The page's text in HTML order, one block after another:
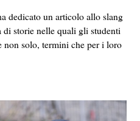
dedicato un articolo allo slang
di storie nelle quali gli studenti
non solo, termini che per i loro